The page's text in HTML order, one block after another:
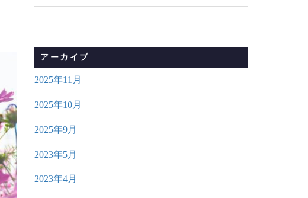
アーカイブ
2025年11月
2025年10月
2025年9月
2023年5月
2023年4月